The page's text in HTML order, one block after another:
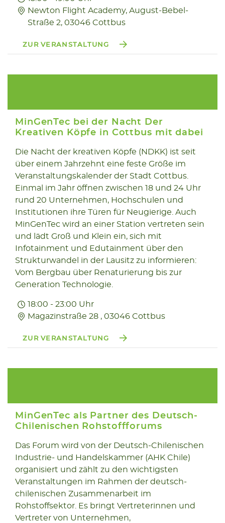
Newton Flight Academy, August-Bebel-
Straße 2, 03046 Cottbus
ZUR VERANSTALTUNG
11.10
2025
MinGenTec bei der Nacht Der
Kreativen Köpfe in Cottbus mit dabei
Die Nacht der kreativen Köpfe (NDKK) ist seit
über einem Jahrzehnt eine feste Größe im
Veranstaltungskalender der Stadt Cottbus.
Einmal im Jahr öffnen zwischen 18 und 24 Uhr
rund 20 Unternehmen, Hochschulen und
Institutionen ihre Türen für Neugierige. Auch
MinGenTec wird an einer Station vertreten sein
und lädt Groß und Klein ein, sich mit
Infotainment und Edutainment über den
Strukturwandel in der Lausitz zu informieren:
Vom Bergbau über Renaturierung bis zur
Generation Technologie.
18:00 - 23:00 Uhr
Magazinstraße 28 , 03046 Cottbus
ZUR VERANSTALTUNG
10.10
2025
MinGenTec als Partner des Deutsch-
Chilenischen Rohstoffforums
Das Forum wird von der Deutsch-Chilenischen
Industrie- und Handelskammer (AHK Chile)
organisiert und zählt zu den wichtigsten
Veranstaltungen im Rahmen der deutsch-
chilenischen Zusammenarbeit im
Rohstoffsektor. Es bringt Vertreterinnen und
Vertreter von Unternehmen,